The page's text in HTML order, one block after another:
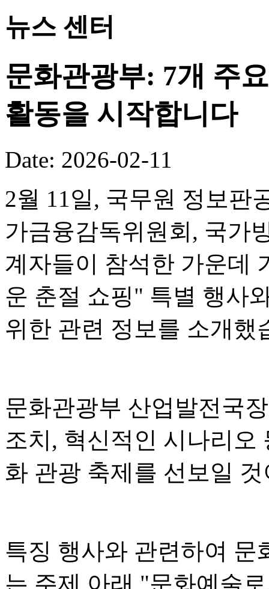
뉴스 센터
문화관광부: 7개 주
활동을 시작합니다
Date: 2026-02-11
2월 11일, 국무원 정보판
가금융감독위원회, 국가
계자들이 참석한 가운데
운 춘절 쇼핑" 특별 행사
위한 관련 정보를 소개했
문화관광부 산업발전국
조치, 혁신적인 시나리오
화 관광 축제를 선보일
특징 행사와 관련하여
는 주제 아래 "문화예술